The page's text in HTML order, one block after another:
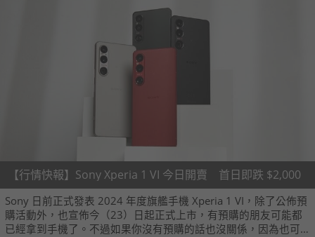
【行情快報】Sony Xperia 1 VI 今日開賣 首日即跌 $2,000
Sony 日前正式發表 2024 年度旗艦手機 Xperia 1 VI，除了公佈預
購活動外，也宣佈今（23）日起正式上市，有預購的朋友可能都
已經拿到手機了。不過如果你沒有預購的話也沒關係，因為也可